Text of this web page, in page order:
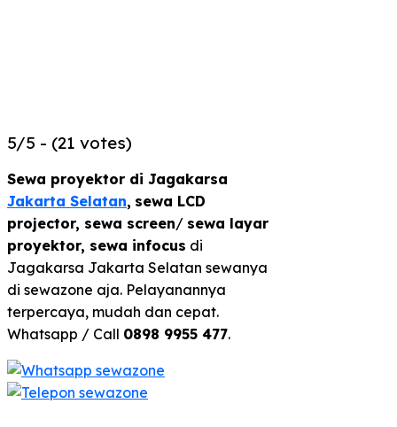
5/5 - (21 votes)
Sewa proyektor di Jagakarsa
Jakarta Selatan, sewa LCD
projector, sewa screen/ sewa layar
proyektor, sewa infocus di
Jagakarsa Jakarta Selatan sewanya
di sewazone aja. Pelayanannya
terpercaya, mudah dan cepat.
Whatsapp / Call 0898 9955 477.